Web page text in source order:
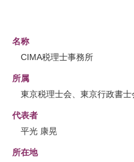
名称
CIMA税理士事務所
所属
東京税理士会、東京行政書士
代表者
平光 康晃
所在地